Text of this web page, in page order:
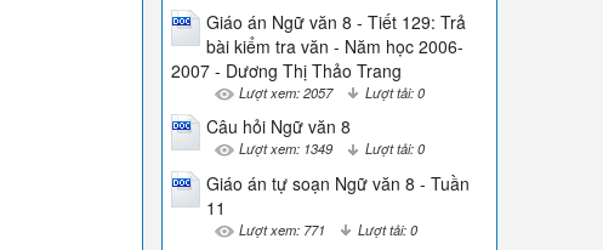
Giáo án Ngữ văn 8 - Tiết 129: Trả
bài kiểm tra văn - Năm học 2006-
2007 - Dương Thị Thảo Trang
Lượt xem: 2057 Lượt tải: 0
Câu hỏi Ngữ văn 8
Lượt xem: 1349 Lượt tải: 0
Giáo án tự soạn Ngữ văn 8 - Tuần
11
Lượt xem: 771 Lượt tải: 0